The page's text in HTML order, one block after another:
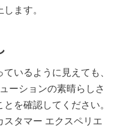
ます。
いるように見えても、
ーションの素晴らしさ
を確認してください。
タマー エクスペリエ